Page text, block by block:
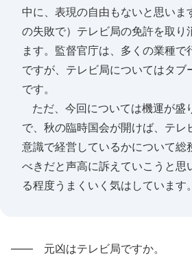
中に、表現の自由もないと思いま
の失敗で）テレビ局の免許を取り
ます。監督官庁は、多くの業種で
ですが、テレビ局についてはタブ
です。
ただ、今回については機運が盛
で、秋の臨時国会が開けば、テレ
意識で経営しているかについて総
べきだと声高に訴えていこうと思
る程度うまくいく気はしています。
―― 元凶はテレビ局ですか。